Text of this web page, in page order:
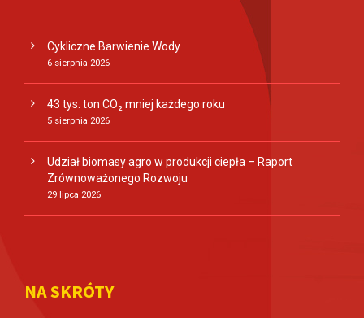
Cykliczne Barwienie Wody
6 sierpnia 2026
43 tys. ton CO₂ mniej każdego roku
5 sierpnia 2026
Udział biomasy agro w produkcji ciepła – Raport
Zrównoważonego Rozwoju
29 lipca 2026
NA SKRÓTY